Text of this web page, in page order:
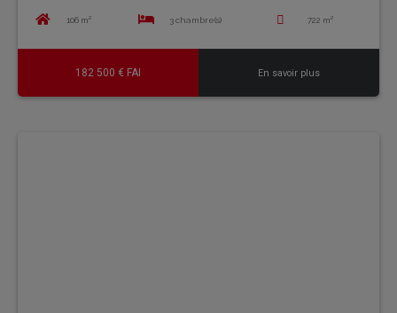
106 m² 3 chambre(s) 722 m²
182 500 € FAI En savoir plus